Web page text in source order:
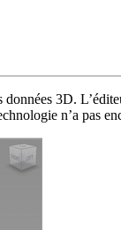
3D.
n’a pas